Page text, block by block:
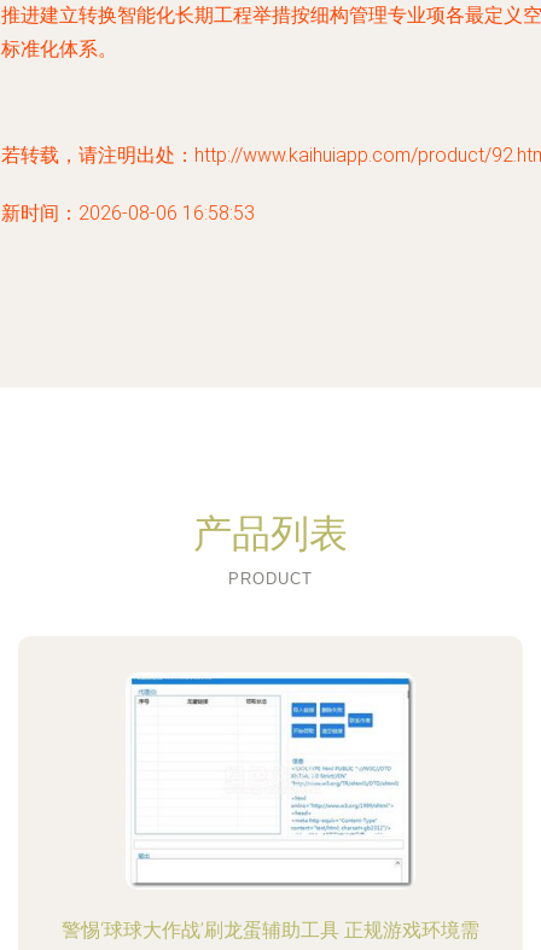
进建立转换智能化长期工程举措按细构管理专业项各最定义空
准化体系。
转载，请注明出处：http://www.kaihuiapp.com/product/
时间：2026-08-06 16:58:53
产品列表
PRODUCT
警惕‘球球大作战’刷龙蛋辅助工具 正规游戏环境需